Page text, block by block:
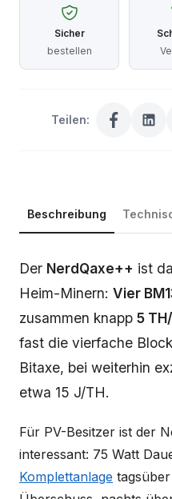
Sicher
bestellen
Teilen:
Beschreibung
Beschreibung
Der NerdQaxe++ ist
Heim-Minern: Vier
zusammen knapp 5
fast die vierfache
Bitaxe, bei weiterhin
etwa 15 J/TH.
Für PV-Besitzer ist der
interessant: 75 Watt
Komplettanlage